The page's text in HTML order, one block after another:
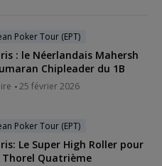
Poker Tour (EPT)
: le Néerlandais Mahersh
Chipleader du 1B
25 février 2026
Poker Tour (EPT)
Le Super High Roller pour
Thorel Quatrième